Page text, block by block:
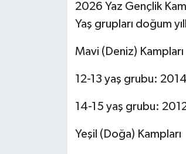
2026 Yaz Gençlik
Yaş grupları doğum
Mavi (Deniz) Kampları
12-13 yaş grubu:
14-15 yaş grubu:
Yeşil (Doğa) Kampları